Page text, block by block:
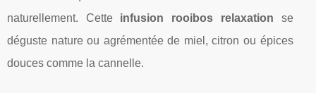
naturellement. Cette infusion rooibos relaxation se
déguste nature ou agrémentée de miel, citron ou épices
douces comme la cannelle.